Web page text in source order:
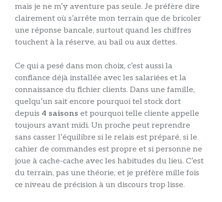
mais je ne m’y aventure pas seule. Je préfère dire
clairement où s’arrête mon terrain que de bricoler
une réponse bancale, surtout quand les chiffres
touchent à la réserve, au bail ou aux dettes.
Ce qui a pesé dans mon choix, c’est aussi la
confiance déjà installée avec les salariées et la
connaissance du fichier clients. Dans une famille,
quelqu’un sait encore pourquoi tel stock dort
depuis 4 saisons et pourquoi telle cliente appelle
toujours avant midi. Un proche peut reprendre
sans casser l’équilibre si le relais est préparé, si le
cahier de commandes est propre et si personne ne
joue à cache-cache avec les habitudes du lieu. C’est
du terrain, pas une théorie, et je préfère mille fois
ce niveau de précision à un discours trop lisse.